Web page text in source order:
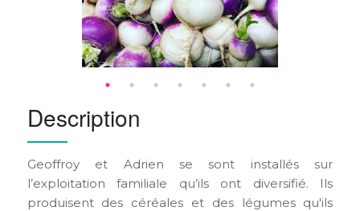
Description
Geoffroy et Adrien se sont installés sur
l’exploitation familiale qu’ils ont diversifié. Ils
produisent des céréales et des légumes qu'ils